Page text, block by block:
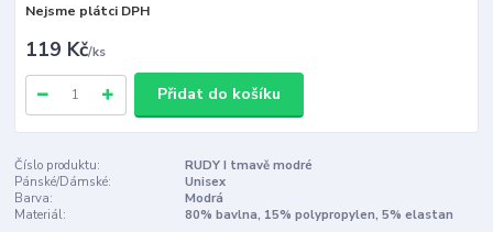
Nejsme plátci DPH
119 Kč/ks
Přidat do košíku
Číslo produktu:
RUDY I tmavě modré
Pánské/Dámské:
Unisex
Barva:
Modrá
Materiál:
80% bavlna, 15% polypropylen, 5% elastan